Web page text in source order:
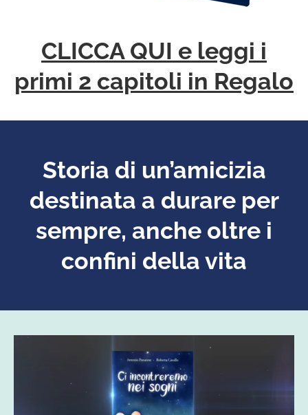
CLICCA QUI e leggi i
primi 2 capitoli in Regalo
Storia di un’amicizia
destinata a durare per
sempre, anche oltre i
confini della vita